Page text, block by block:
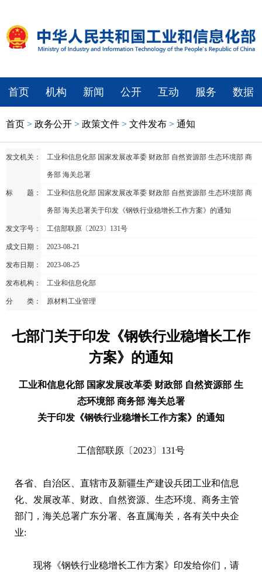
首页 机构 新闻 公开 互动 服务 数据
首页 > 政务公开 > 政策文件 > 文件发布 > 通知
发文机关： 工业和信息化部 国家发展改革委 财政部 自然资源部 生态环境部 商
务部 海关总署
标 题： 工业和信息化部 国家发展改革委 财政部 自然资源部 生态环境部 商
务部 海关总署关于印发《钢铁行业稳增长工作方案》的通知
发文字号： 工信部联原〔2023〕131号
成文日期： 2023-08-21
发布日期： 2023-08-25
发布机构： 工业和信息化部
分 类： 原材料工业管理
七部门关于印发《钢铁行业稳增长工作
方案》的通知
工业和信息化部 国家发展改革委 财政部 自然资源部 生
态环境部 商务部 海关总署
关于印发《钢铁行业稳增长工作方案》的通知
工信部联原〔2023〕131号
各省、自治区、直辖市及新疆生产建设兵团工业和信息
化、发展改革、财政、自然资源、生态环境、商务主管
部门，海关总署广东分署、各直属海关，各有关中央企
业:
现将《钢铁行业稳增长工作方案》印发给你们，请